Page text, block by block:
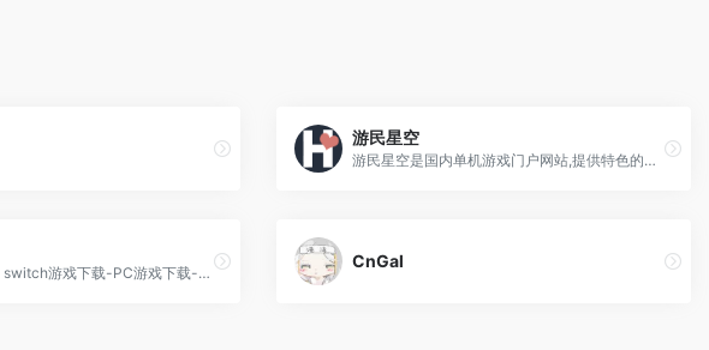
游民星空
游民星空是国内单机游戏门户网站,提供特色的游戏资讯,大量游戏攻略,经验,评测文章,以及热门游戏资料专题
永久免费单机、switch游戏下载-PC游戏下载-switch破解游戏下载
CnGal